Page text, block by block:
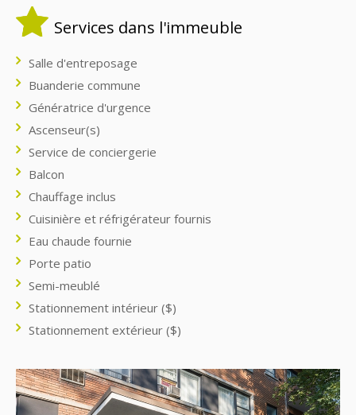
Services dans l'immeuble
Salle d'entreposage
Buanderie commune
Génératrice d'urgence
Ascenseur(s)
Service de conciergerie
Balcon
Chauffage inclus
Cuisinière et réfrigérateur fournis
Eau chaude fournie
Porte patio
Semi-meublé
Stationnement intérieur ($)
Stationnement extérieur ($)